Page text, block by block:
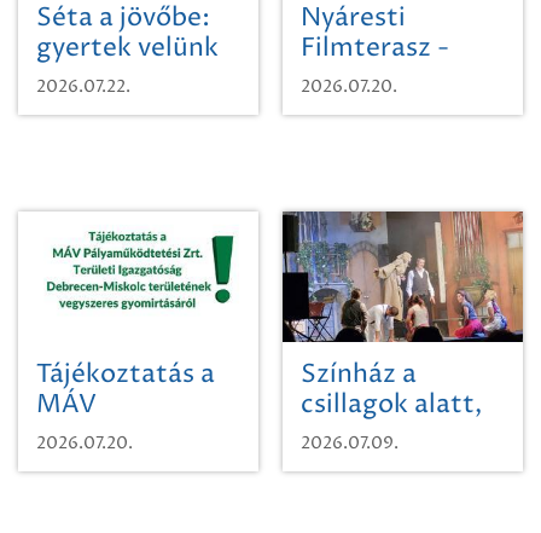
Séta a jövőbe:
gyertek velünk
egy városi
időutazásra!
2026.07.22.
Nyáresti
Filmterasz -
Beugró a
Paradicsomba
2026.07.20.
Tájékoztatás a
MÁV
Pályaműködtetési
Zrt. Területi
2026.07.20.
Színház a
csillagok alatt,
sikeres nyitány
Szikszón
2026.07.09.